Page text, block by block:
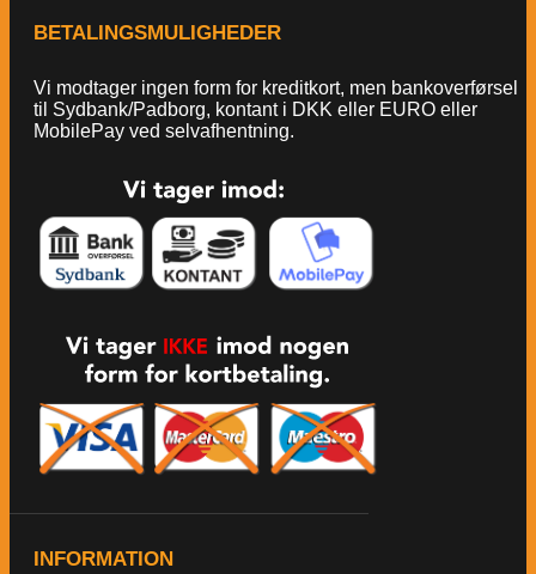
BETALINGSMULIGHEDER
Vi modtager ingen form for kreditkort, men bankoverførsel
til Sydbank/Padborg, kontant i DKK eller EURO eller
MobilePay ved selvafhentning.
INFORMATION